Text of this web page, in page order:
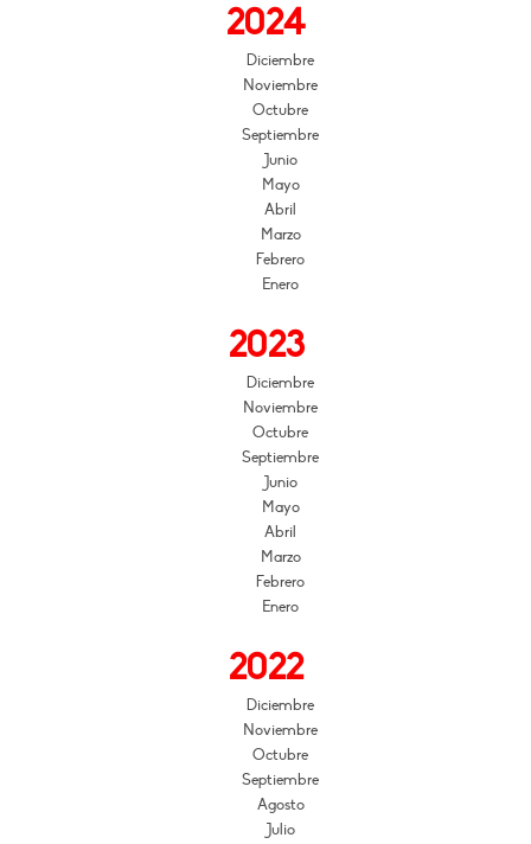
2024
Diciembre
Noviembre
Octubre
Septiembre
Junio
Mayo
Abril
Marzo
Febrero
Enero
2023
Diciembre
Noviembre
Octubre
Septiembre
Junio
Mayo
Abril
Marzo
Febrero
Enero
2022
Diciembre
Noviembre
Octubre
Septiembre
Agosto
Julio